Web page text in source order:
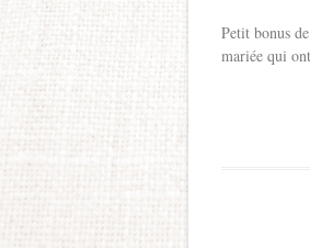
Petit bonus
mariée qui